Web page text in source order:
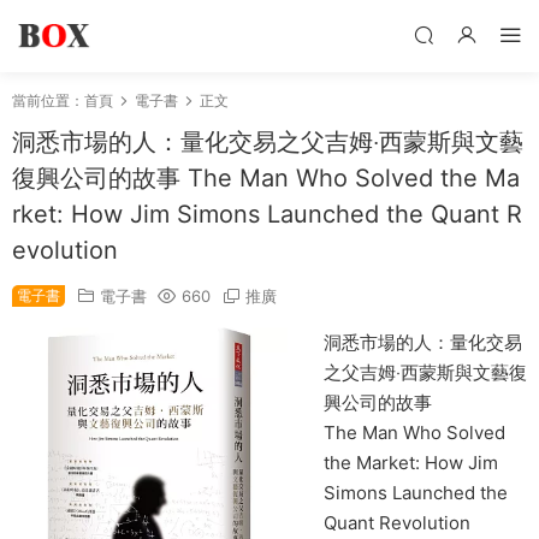
當前位置： 首頁 電子書 正文
洞悉市場的人：量化交易之父吉姆‧西蒙斯與文藝
復興公司的故事 The Man Who Solved the Ma
rket: How Jim Simons Launched the Quant R
evolution
電子書 電子書 660 推廣
洞悉市場的人：量化交易
之父吉姆‧西蒙斯與文藝復
興公司的故事
The Man Who Solved
the Market: How Jim
Simons Launched the
Quant Revolution